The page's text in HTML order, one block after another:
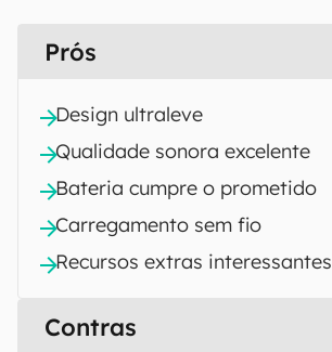
Prós
Design ultraleve
Qualidade sonora excelente
Bateria cumpre o prometido
Carregamento sem fio
Recursos extras interessantes
Contras